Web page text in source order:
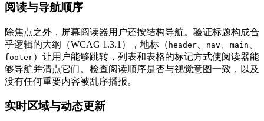
阅读与导航顺序
除焦点之外，屏幕阅读器用户还按结构导航。验证标题构成合
乎逻辑的大纲（WCAG 1.3.1），地标（ header nav main
footer）让用户能够跳转，列表和表格的标记方式使阅读器能
够导航并清点它们。检查阅读顺序是否与视觉意图一致，以及
没有任何重要内容被乱序播报。
实时区域与动态更新